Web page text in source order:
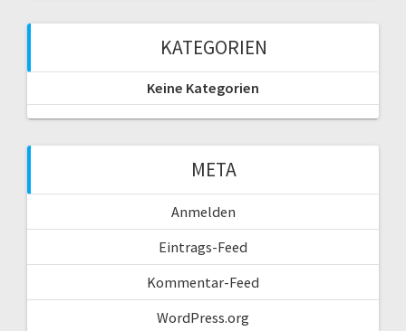
KATEGORIEN
Keine Kategorien
META
Anmelden
Eintrags-Feed
Kommentar-Feed
WordPress.org